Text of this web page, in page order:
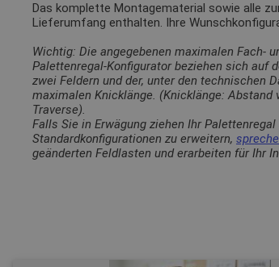
Das komplette Montagematerial sowie alle
Lieferumfang enthalten. Ihre
Wichtig: Die angegebenen maximalen Fach-
Palettenregal-Konfigurator beziehen sich auf
zwei Feldern und der, unter den technischen
maximalen Knicklänge. (Knicklänge: Abstand
Traverse).
Falls Sie in Erwägung ziehen Ihr
Standardkonfigurationen zu erweitern,
geänderten Feldlasten und erarbeiten für Ihr